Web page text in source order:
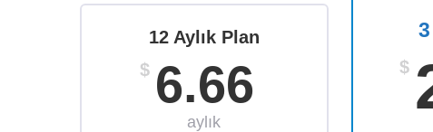
$
12 Aylık Plan
$ 6.66
aylık